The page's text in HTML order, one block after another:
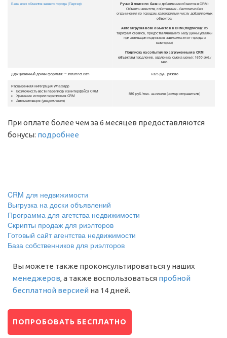
База всех объектов вашего города (Парсер) Ручной поиск по базеи добавление объектов в CRM:
Объекты агентств, собственник - бесплатно без
ограничения по городам, категориям и числу добавляемых
объектов.
Автозагрузка всех объектов в CRM (подписка): по
тарифам сервиса, предоставляющиего базу (цены указаны
при активации подписки в зависимости от города и
категории)
Подписка на события по загруженным в CRM
объектам(продление, удаление, смена цены): 1650 руб./
мес.
Двухбуквенный домен формата: **.intrumnet.com 6325 руб. разово
Расширенная интеграция Whatsapp
Возможность вести переписку из интерфейса CRM
Хранение истории переписки в CRM
Автоматизация (уведомления)
880 руб./мес. за линию (номер отправителя)
При оплате более чем за 6 месяцев предоставляются
бонусы: подробнее
CRM для недвижимости
Выгрузка на доски объявлений
Программа для агетства недвижимости
Скрипты продаж для риэлторов
Готовый сайт агентства недвижимости
База собственников для риэлторов
Вы можете также проконсультироваться у наших
менеджеров, а также воспользоваться пробной
бесплатной версией на 14 дней.
ПОПРОБОВАТЬ БЕСПЛАТНО